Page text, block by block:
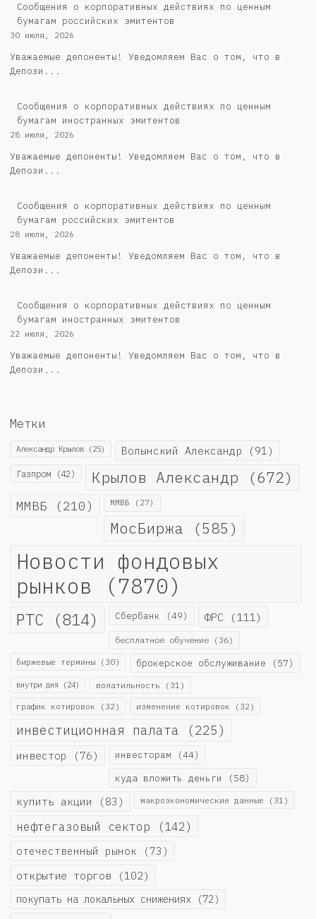
Cообщения о корпоративных действиях по ценным
бумагам российских эмитентов
30 июля, 2026
Уважаемые депоненты! Уведомляем Вас о том, что в
Депози...
Сообщения о корпоративных действиях по ценным
бумагам иностранных эмитентов
28 июля, 2026
Уважаемые депоненты! Уведомляем Вас о том, что в
Депози...
Cообщения о корпоративных действиях по ценным
бумагам российских эмитентов
28 июля, 2026
Уважаемые депоненты! Уведомляем Вас о том, что в
Депози...
Сообщения о корпоративных действиях по ценным
бумагам иностранных эмитентов
22 июля, 2026
Уважаемые депоненты! Уведомляем Вас о том, что в
Депози...
Метки
Александр Крылов (25) Волынский Александр (91)
Газпром (42) Крылов Александр (672)
ММВБ (210) ММВБ (27)
МосБиржа (585)
Новости фондовых
рынков (7870)
РТС (814) Сбербанк (49) ФРС (111)
бесплатное обучение (36)
биржевые термины (30) брокерское обслуживание (57)
внутри дня (24) волатильность (31)
график котировок (32) изменение котировок (32)
инвестиционная палата (225)
инвестор (76) инвесторам (44)
куда вложить деньги (58)
купить акции (83) макроэкономические данные (31)
нефтегазовый сектор (142)
отечественный рынок (73)
открытие торгов (102)
покупать на локальных снижениях (72)